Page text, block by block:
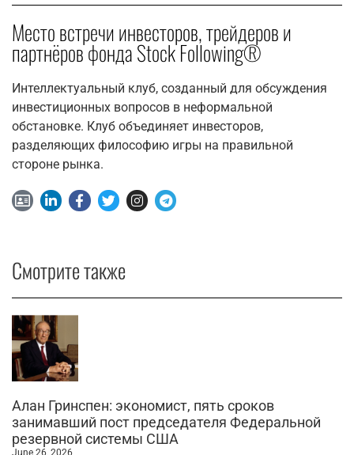
Место встречи инвесторов, трейдеров и
партнёров фонда Stock Following®
Интеллектуальный клуб, созданный для обсуждения
инвестиционных вопросов в неформальной
обстановке. Клуб объединяет инвесторов,
разделяющих философию игры на правильной
стороне рынка.
Смотрите также
Алан Гринспен: экономист, пять сроков
занимавший пост председателя Федеральной
резервной системы США
June 26, 2026